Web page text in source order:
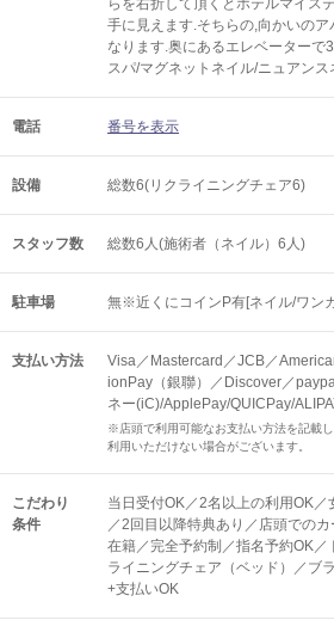
らを右折して頂くとホテルマイス
手に見えます.そちらの,向かいの
なります.奥にあるエレベーターで
スパ/マグネットネイル/ニュアンス
電話 番号を表示
設備 総数6(リクライニングチェア6)
スタッフ数 総数6人(施術者（ネイル）6人)
駐車場 無※近くにコインP有[ネイル/ワン
支払い方法
Visa／Mastercard／JCB／
ionPay（銀聯）／Discover／
ネー(iC)/ApplePay/QUICPay/
※店頭で利用可能なお支払い方法を記載
利用いただけない場合がございます。
こだわり
条件
当日受付OK／2名以上の利用OK
／2回目以降特典あり／店頭での
在籍／完全予約制／指名予約OK／
ライニングチェア（ベッド）／ブ
+支払いOK